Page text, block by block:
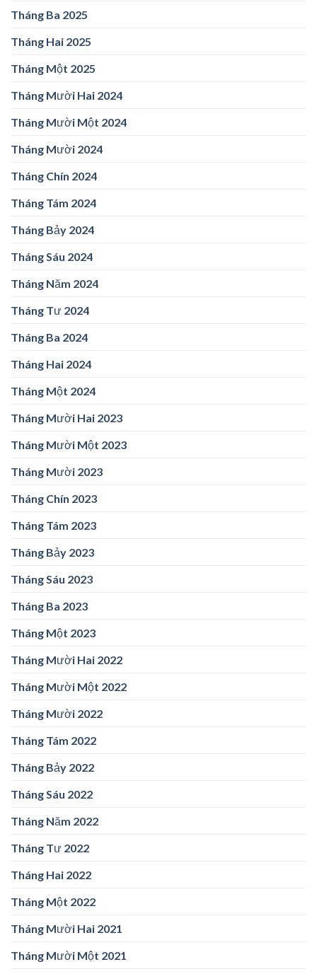
Tháng Ba 2025
Tháng Hai 2025
Tháng Một 2025
Tháng Mười Hai 2024
Tháng Mười Một 2024
Tháng Mười 2024
Tháng Chín 2024
Tháng Tám 2024
Tháng Bảy 2024
Tháng Sáu 2024
Tháng Năm 2024
Tháng Tư 2024
Tháng Ba 2024
Tháng Hai 2024
Tháng Một 2024
Tháng Mười Hai 2023
Tháng Mười Một 2023
Tháng Mười 2023
Tháng Chín 2023
Tháng Tám 2023
Tháng Bảy 2023
Tháng Sáu 2023
Tháng Ba 2023
Tháng Một 2023
Tháng Mười Hai 2022
Tháng Mười Một 2022
Tháng Mười 2022
Tháng Tám 2022
Tháng Bảy 2022
Tháng Sáu 2022
Tháng Năm 2022
Tháng Tư 2022
Tháng Hai 2022
Tháng Một 2022
Tháng Mười Hai 2021
Tháng Mười Một 2021